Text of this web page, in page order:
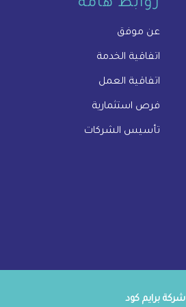
روابط هامة
عن موفق
اتفاقية الخدمة
اتفاقية العمل
فرص استثمارية
تأسيس الشركات
شركة برايم كود